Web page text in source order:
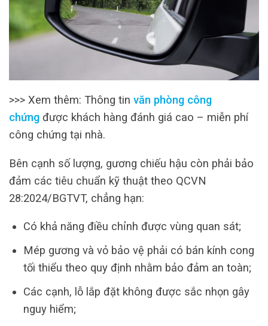
>>> Xem thêm: Thông tin văn phòng công
chứng được khách hàng đánh giá cao – miễn phí
công chứng tại nhà.
Bên cạnh số lượng, gương chiếu hậu còn phải bảo
đảm các tiêu chuẩn kỹ thuật theo QCVN
28:2024/BGTVT, chẳng hạn:
Có khả năng điều chỉnh được vùng quan sát;
Mép gương và vỏ bảo vệ phải có bán kính cong
tối thiểu theo quy định nhằm bảo đảm an toàn;
Các cạnh, lỗ lắp đặt không được sắc nhọn gây
nguy hiểm;